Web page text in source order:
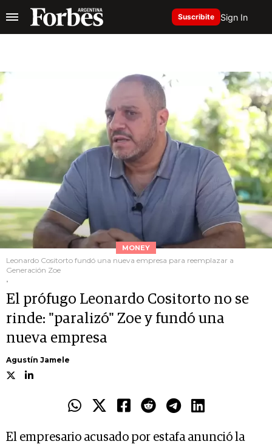
Suscribite Sign In
MONEY
Leonardo Cositorto fundó una nueva empresa para reemplazar a
Generación Zoe
.
El prófugo Leonardo Cositorto no se
rinde: "paralizó" Zoe y fundó una
nueva empresa
Agustín Jamele
El empresario acusado por estafa anunció la